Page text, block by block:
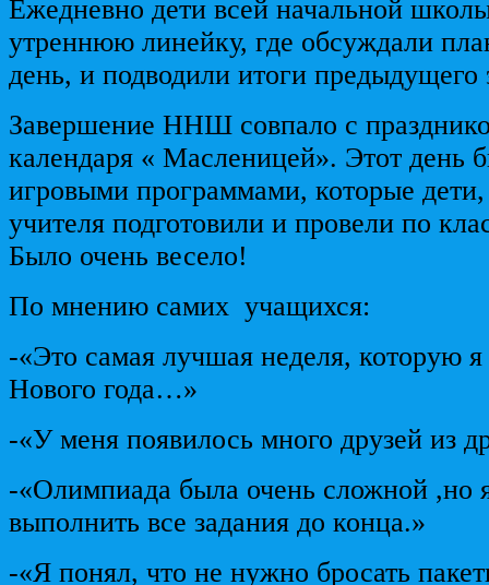
Ежедневно дети всей начальной
утреннюю линейку, где обсуждали
день, и подводили итоги
Завершение ННШ совпало с
календаря « Масленицей». Этот день
игровыми программами, которые
учителя подготовили и провели по
Было очень весело!
По мнению самих учащихся:
-«Это самая лучшая неделя, которую
Нового года…»
-«У меня появилось много друзей из
-«Олимпиада была очень сложной ,но
выполнить все задания до конца.»
-«Я понял, что не нужно бросать